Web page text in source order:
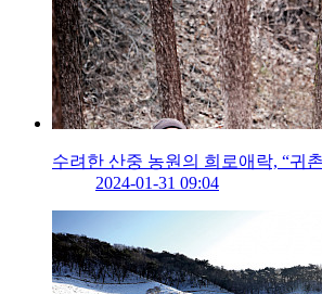
수려한 산중 농원의 희로애락, “귀
2024-01-31 09:04